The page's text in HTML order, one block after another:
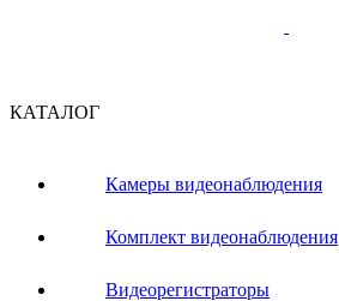
КАТАЛОГ
Камеры видеонаблюдения
Комплект видеонаблюдения
Видеорегистраторы